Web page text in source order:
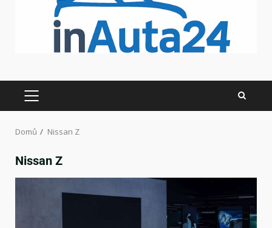
Domů Nissan Z
Nissan Z